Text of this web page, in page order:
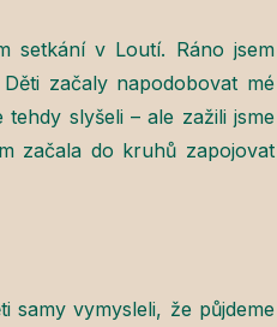
setkání v Loutí. Ráno jsem
začaly napodobovat mé
slyšeli – ale zažili jsme
začala do kruhů zapojovat
samy vymysleli, že půjdeme